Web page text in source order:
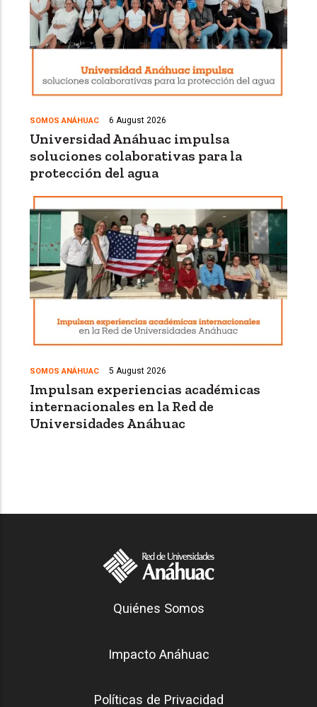
SOMOS ANÁHUAC 6 August 2026
Universidad Anáhuac impulsa
soluciones colaborativas para la
protección del agua
SOMOS ANÁHUAC 5 August 2026
Impulsan experiencias académicas
internacionales en la Red de
Universidades Anáhuac
Generación Anáhuac
Quiénes Somos
Impacto Anáhuac
Políticas de Privacidad